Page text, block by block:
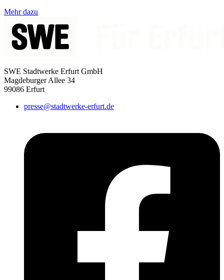
Mehr dazu
SWE Stadtwerke Erfurt GmbH
Magdeburger Allee 34
99086 Erfurt
presse@stadtwerke-erfurt.de